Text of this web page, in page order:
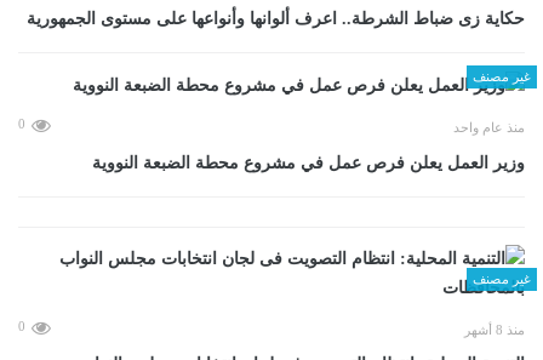
حكاية زى ضباط الشرطة.. اعرف ألوانها وأنواعها على مستوى الجمهورية
غير مصنف
منذ عام واحد 0
وزير العمل يعلن فرص عمل في مشروع محطة الضبعة النووية
غير مصنف
منذ 8 أشهر 0